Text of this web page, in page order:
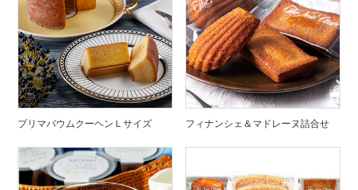
プリマバウムクーヘンＬサイズ フィナンシェ＆マドレーヌ詰合せ